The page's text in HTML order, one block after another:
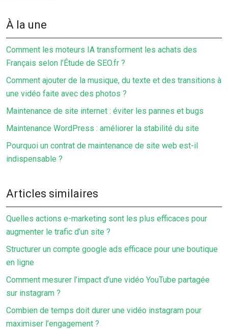
À la une
Comment les moteurs IA transforment les achats des
Français selon l’Étude de SEO.fr ?
Comment ajouter de la musique, du texte et des transitions à
une vidéo faite avec des photos ?
Maintenance de site internet : éviter les pannes et bugs
Maintenance WordPress : améliorer la stabilité du site
Pourquoi un contrat de maintenance de site web est-il
indispensable ?
Articles similaires
Quelles actions e-marketing sont les plus efficaces pour
augmenter le trafic d’un site ?
Structurer un compte google ads efficace pour une boutique
en ligne
Comment mesurer l’impact d’une vidéo YouTube partagée
sur instagram ?
Combien de temps doit durer une vidéo instagram pour
maximiser l’engagement ?